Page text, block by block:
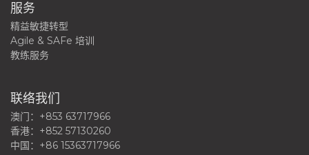
服务
精益敏捷转型
Agile & SAFe 培训
教练服务
联络我们
澳门：+853 63717966
香港：+852 57130260
中国：+86 15363717966